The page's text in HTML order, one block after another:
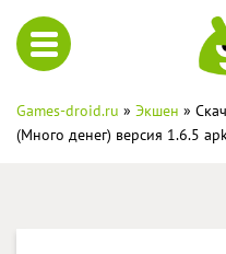
Games-droid.ru » Экшен »
(Много денег) версия 1.6.5